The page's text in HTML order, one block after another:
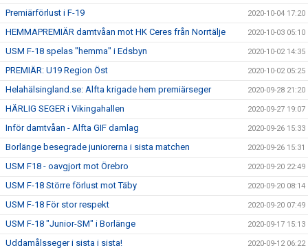
Premiärförlust i F-19 2020-10-04 17:20
HEMMAPREMIÄR damtvåan mot HK Ceres från Norrtälje 2020-10-03 05:10
USM F-18 spelas "hemma" i Edsbyn 2020-10-02 14:35
PREMIÄR: U19 Region Öst 2020-10-02 05:25
Helahälsingland.se: Alfta krigade hem premiärseger 2020-09-28 21:20
HÄRLIG SEGER i Vikingahallen 2020-09-27 19:07
Inför damtvåan - Alfta GIF damlag 2020-09-26 15:33
Borlänge besegrade juniorerna i sista matchen 2020-09-26 15:31
USM F18 - oavgjort mot Örebro 2020-09-20 22:49
USM F-18 Större förlust mot Täby 2020-09-20 08:14
USM F-18 För stor respekt 2020-09-20 07:49
USM F-18 "Junior-SM" i Borlänge 2020-09-17 15:13
Uddamålsseger i sista i sista! 2020-09-12 06:22